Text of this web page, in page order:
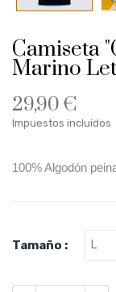
Camiseta
Marino
29,90 €
Impuestos incluidos
100% Algodón
Tamaño :